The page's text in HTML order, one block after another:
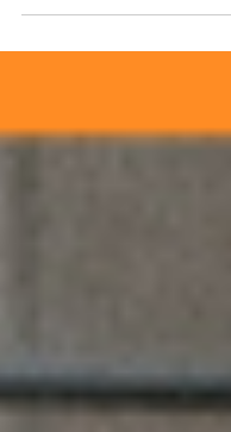
Fragen beantworten oder du...